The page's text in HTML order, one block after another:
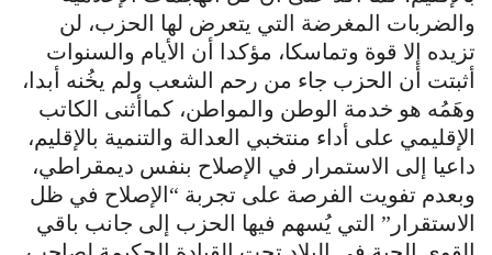
والضربات المغرضة التي يتعرض لها الحزب، لن
تزيده إلا قوة وتماسكا، مؤكدا أن الأيام والسنوات
أثبتت أن الحزب جاء من رحم الشعب ولم يخُنه أبدا،
وهَمُه هو خدمة الوطن والمواطن، كماأثنى الكاتب
الإقليمي على أداء منتخبي العدالة والتنمية بالإقليم،
داعيا إلى الاستمرار في الإصلاح بنفس ديمقراطي،
وبعدم تفويت الفرصة على تجربة “الإصلاح في ظل
الاستقرار” التي يُسهم فيها الحزب إلى جانب باقي